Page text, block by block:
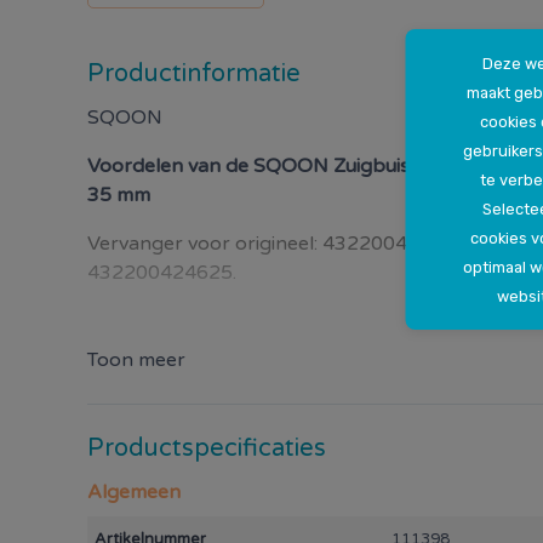
Deze
maakt
cookies
te
cookies
optimaal
Productinformatie
SQOON
Voordelen van de SQOON Zuigbuis geschikt voor
35 mm
Vervanger voor origineel: 432200424621,
432200424625.
Toon meer
Productspecificaties
Algemeen
Artikelnummer 111398